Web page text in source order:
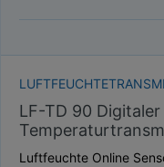
LF-TD 90
Luftfeuchte Online